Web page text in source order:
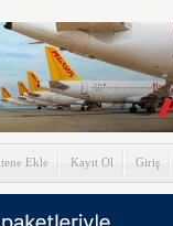
Ekle Kayıt Ol Giriş